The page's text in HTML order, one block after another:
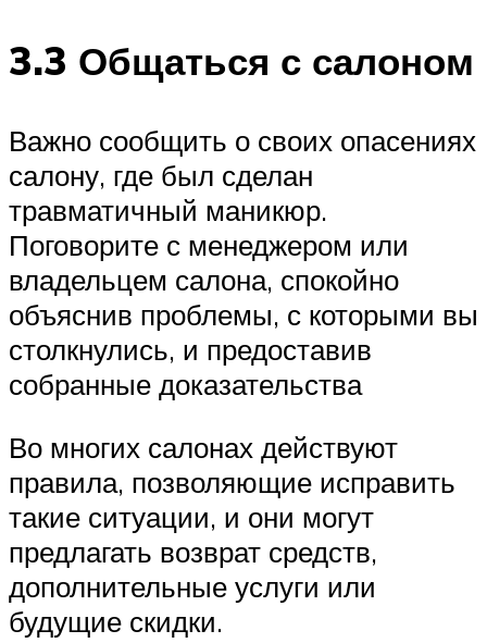
3.3 Общаться с салоном
Важно сообщить о своих опасениях
салону, где был сделан
травматичный маникюр.
Поговорите с менеджером или
владельцем салона, спокойно
объяснив проблемы, с которыми вы
столкнулись, и предоставив
собранные доказательства
Во многих салонах действуют
правила, позволяющие исправить
такие ситуации, и они могут
предлагать возврат средств,
дополнительные услуги или
будущие скидки.